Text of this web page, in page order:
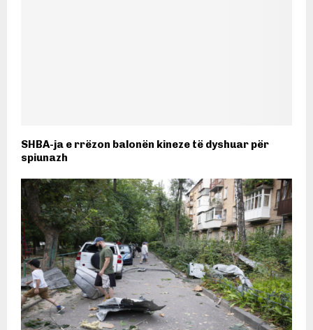
SHBA-ja e rrëzon balonën kineze të dyshuar për
spiunazh